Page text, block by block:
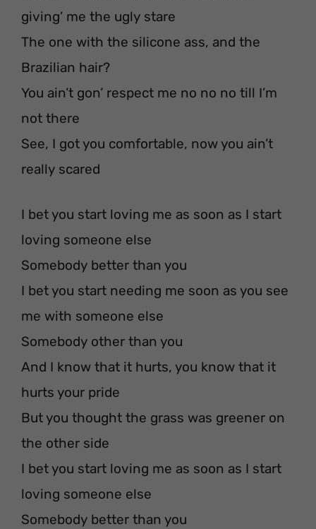
giving’ me the ugly stare
The one with the silicone ass, and the
Brazilian hair?
You ain’t gon’ respect me no no no till I’m
not there
See, I got you comfortable, now you ain’t
really scared
I bet you start loving me as soon as I start
loving someone else
Somebody better than you
I bet you start needing me soon as you see
me with someone else
Somebody other than you
And I know that it hurts, you know that it
hurts your pride
But you thought the grass was greener on
the other side
I bet you start loving me as soon as I start
loving someone else
Somebody better than you